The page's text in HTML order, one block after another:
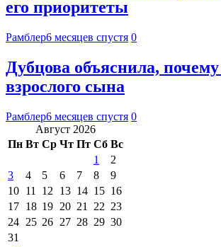
его приоритеты
Рамблер6 месяцев спустя 0
Дубцова объяснила, почему
взрослого сына
Рамблер6 месяцев спустя 0
Август 2026
Пн Вт Ср Чт Пт Сб Вс
1
2
3
4 5 6 7 8
9
10 11 12 13 14 15 16
17 18 19 20 21 22 23
24 25 26 27 28 29 30
31